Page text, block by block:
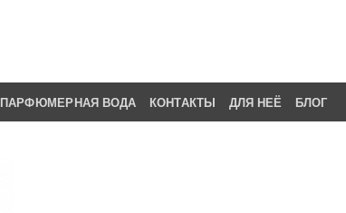
ПАРФЮМЕРНАЯ ВОДА КОНТАКТЫ ДЛЯ НЕЁ БЛОГ